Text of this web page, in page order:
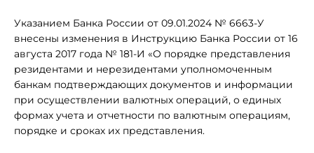
Указанием Банка России от 09.01.2024 № 6663-У
внесены изменения в Инструкцию Банка России от 16
августа 2017 года № 181-И «О порядке представления
резидентами и нерезидентами уполномоченным
банкам подтверждающих документов и информации
при осуществлении валютных операций, о единых
формах учета и отчетности по валютным операциям,
порядке и сроках их представления.